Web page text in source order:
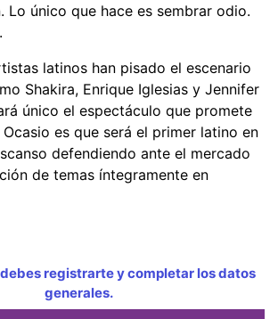
Lo único que hace es sembrar odio.
latinos han pisado el escenario
Shakira, Enrique Iglesias y Jennifer
único el espectáculo que promete
es que será el primer latino en
defendiendo ante el mercado
de temas íntegramente en
registrarte y completar los datos
generales.